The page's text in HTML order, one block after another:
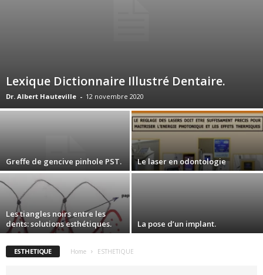
Lexique Dictionnaire Illustré Dentaire.
Dr. Albert Hauteville - 12 novembre 2020
Greffe de gencive pinhole PST. Le laser en odontologie
Les tiangles noirs entre les
dents: solutions esthétiques.
La pose d’un implant.
ESTHETIQUE Home ESTHETIQUE